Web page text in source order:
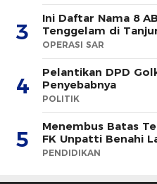
3
Ini Daftar Nama 8
Tenggelam di
OPERASI SAR
4
Pelantikan DPD
Penyebabnya
POLITIK
5
Menembus Batas
FK Unpatti Benahi
PENDIDIKAN